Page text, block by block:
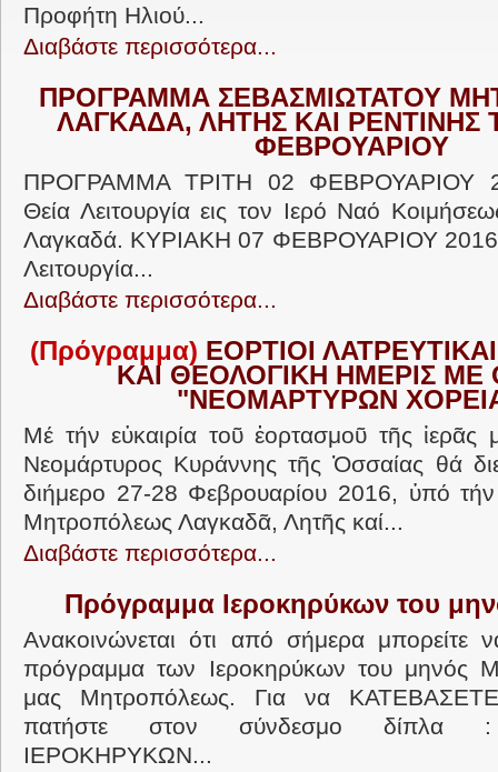
Προφήτη Ηλιού...
Διαβάστε περισσότερα...
ΠΡΟΓΡΑΜΜΑ ΣΕΒΑΣΜΙΩΤΑΤΟΥ
ΛΑΓΚΑΔΑ, ΛΗΤΗΣ ΚΑΙ
ΦΕΒΡΟΥΑΡΙΟΥ
ΠΡΟΓΡΑΜΜΑ ΤΡΙΤΗ 02 ΦΕΒΡΟΥΑΡΙΟΥ
Θεία Λειτουργία εις τον Ιερό Ναό
Λαγκαδά. ΚΥΡΙΑΚΗ 07 ΦΕΒΡΟΥΑΡΙΟΥ 2016
Λειτουργία...
Διαβάστε περισσότερα...
(Πρόγραμμα) ΕΟΡΤΙΟΙ
ΚΑΙ ΘΕΟΛΟΓΙΚΗ ΗΜΕΡΙΣ
"ΝΕΟΜΑΡΤΥΡΩΝ
Μέ τήν εὐκαιρία τοῦ ἑορτασμοῦ τῆς ἱερᾶς
Νεομάρτυρος Κυράννης τῆς Ὀσσαίας θά
διήμερο 27-28 Φεβρουαρίου 2016, ὑπό τήν
Μητροπόλεως Λαγκαδᾶ, Λητῆς καί...
Διαβάστε περισσότερα...
Πρόγραμμα Ιεροκηρύκων του
Ανακοινώνεται ότι από σήμερα μπορείτε
πρόγραμμα των Ιεροκηρύκων του μηνός
μας Μητροπόλεως. Για να
πατήστε στον σύνδεσμο δίπλα
ΙΕΡΟΚΗΡΥΚΩΝ...